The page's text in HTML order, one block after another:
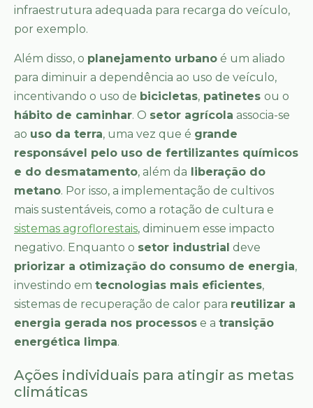
infraestrutura adequada para recarga do veículo,
por exemplo.
Além disso, o planejamento urbano é um aliado
para diminuir a dependência ao uso de veículo,
incentivando o uso de bicicletas, patinetes ou o
hábito de caminhar. O setor agrícola associa-se
ao uso da terra, uma vez que é grande
responsável pelo uso de fertilizantes químicos
e do desmatamento, além da liberação do
metano. Por isso, a implementação de cultivos
mais sustentáveis, como a rotação de cultura e
sistemas agroflorestais, diminuem esse impacto
negativo. Enquanto o setor industrial deve
priorizar a otimização do consumo de energia,
investindo em tecnologias mais eficientes,
sistemas de recuperação de calor para reutilizar a
energia gerada nos processos e a transição
energética limpa.
Ações individuais para atingir as metas
climáticas